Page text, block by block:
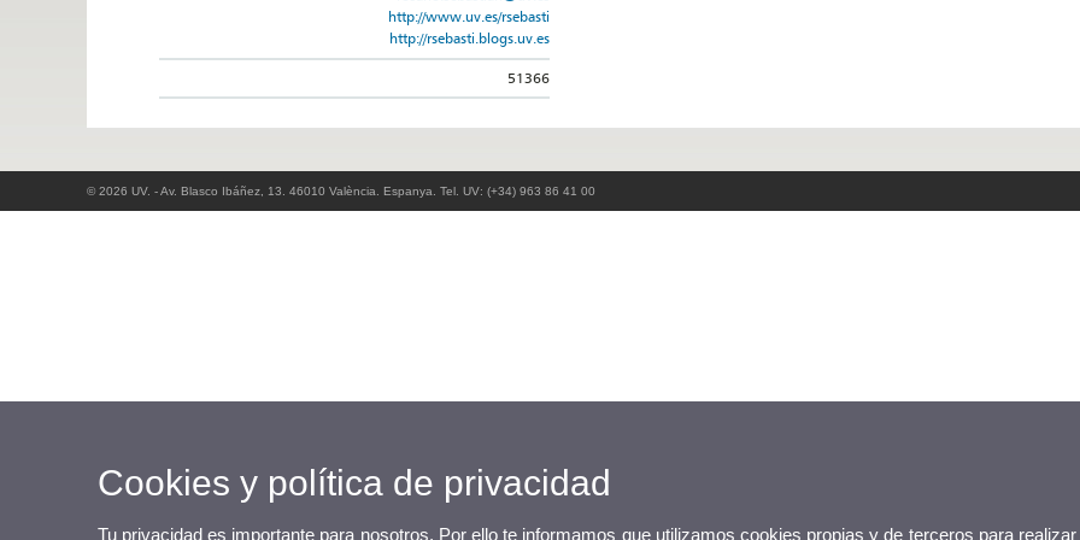
http://www.uv.es/rsebasti
http://rsebasti.blogs.uv.es
51366
© 2026 UV. - Av. Blasco Ibáñez, 13. 46010 València. Espanya. Tel. UV: (+34) 963 86 41 00
Cookies y política de privacidad
Tu privacidad es importante para nosotros. Por ello te informamos que utilizamos cookies propias y de terceros para realizar